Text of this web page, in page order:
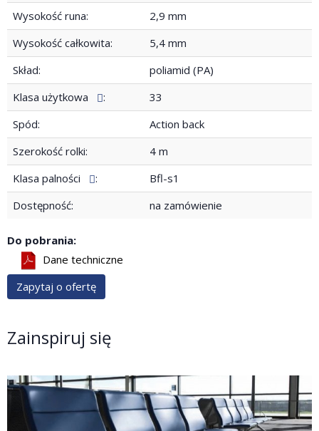
Wysokość runa:
2,9 mm
Wysokość całkowita:
5,4 mm
Skład:
poliamid (PA)
Klasa użytkowa
:
33
Spód:
Action back
Szerokość rolki:
4 m
Klasa palności
:
Bfl-s1
Dostępność:
na zamówienie
Do pobrania:
Dane techniczne
Zapytaj o ofertę
Zainspiruj się